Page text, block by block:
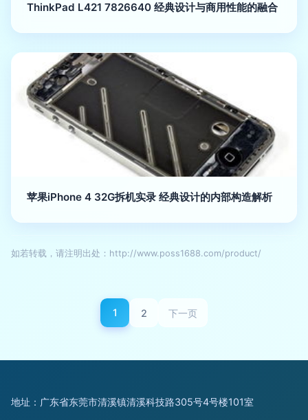
ThinkPad L421 7826640 经典设计与商用性能的融合
苹果iPhone 4 32G拆机实录 经典设计的内部构造解析
如若转载，请注明出处：http://www.poss1688.com/product/
1 2 下一页
地址：广东省东莞市清溪镇清溪科技路305号4号楼101室